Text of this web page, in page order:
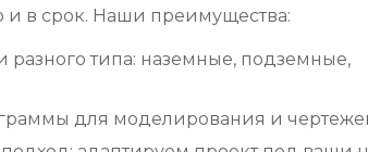
и в срок. Наши преимущества:
разного типа: наземные, подземные,
для моделирования и